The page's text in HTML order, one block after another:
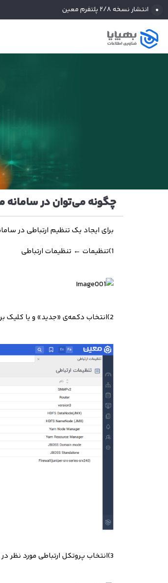
انتشار نسخه ۲/۸ پلتفرم معین
چگونه می‌توان در سامانه
برای ایجاد یک تنظیم ارتباطی در
1) تنظیمات ← تنظیمات ارتباطی
2) انتخاب دکمه‌ی «جدید» و یا کلیک
3) انتخاب پروتکل ارتباطی مورد نظر